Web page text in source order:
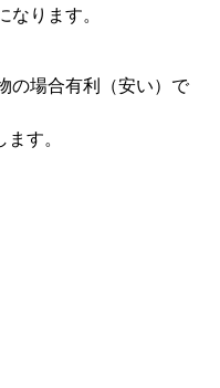
ります。
の場合有利（安い）で
す。